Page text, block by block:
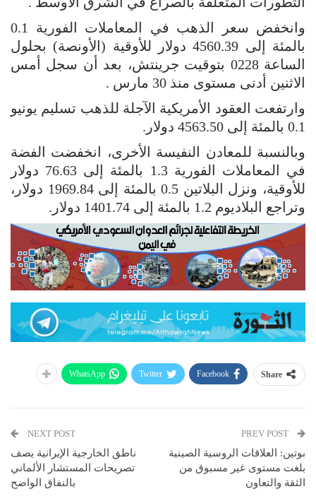
وانخفض سعر الذهب في المعاملات الفورية 0.1
بالمئة إلى 4560.39 دولار للأوقية (الأونصة) بحلول
الساعة 0228 بتوقيت جرينتش، بعد أن سجل أمس
الاثنين أدنى مستوى منذ 30 مارس .
وارتفعت العقود الأمريكية الآجلة للذهب تسليم يونيو
⁠0.1 بالمئة إلى 4563.50 دولار.
وبالنسبة للمعادن النفيسة الأخرى، انخفضت الفضة
في المعاملات الفورية 1.3 بالمئة إلى 76.63 دولار
للأوقية، ونزل البلاتين 0.5 بالمئة إلى 1969.84 دولار،
وتراجع البلاديوم 1.2 بالمئة إلى 1401.74 دولار.
Share
Facebook
Twitter
WhatsApp
بوتين: العلاقات الروسية الصينية
بلغت مستوى غير مسبوق من
الثقة والتعاون
NEXT POST
ناطق الخارجية الإيرانية يصف
تصريحات المستشار الألماني
بالنفاق الواضح